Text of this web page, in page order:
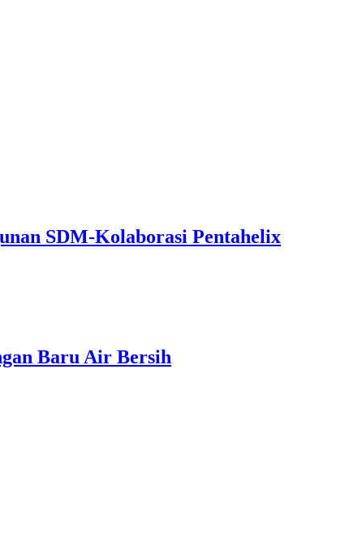
SDM-Kolaborasi Pentahelix
Baru Air Bersih